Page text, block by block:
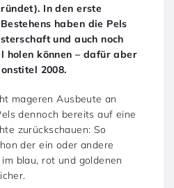
In den erste
haben die Pels
und auch noch
holen können – dafür aber
2008.
mageren Ausbeute an
dennoch bereits auf eine
zurückschauen: So
der ein oder andere
blau, rot und goldenen